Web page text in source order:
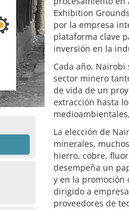
Exhibition
por la empresa
plataforma clave
inversión en la
Cada año,
sector minero
de vida de un
extracción hasta
La elección de
minerales,
hierro, cobre,
desempeña un
y en la promoción
dirigido a
proveedores de